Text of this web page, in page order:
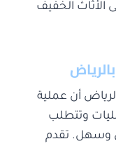
الأثاث الخفيف
أن عملية
وتتطلب
وسهل. تقدم